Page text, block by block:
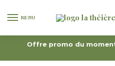
MENU
Offre promo du